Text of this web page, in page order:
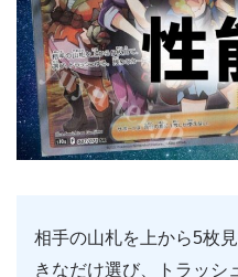
相手の山札を上から5枚
きなだけ選び、トラッシ